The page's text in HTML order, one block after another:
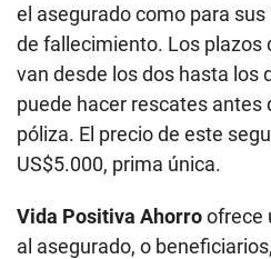
el asegurado como para
de fallecimiento. Los plazos
van desde los dos hasta los
puede hacer rescates antes
póliza. El precio de este
US$5.000, prima única.
Vida Positiva Ahorroofrece
al asegurado, o